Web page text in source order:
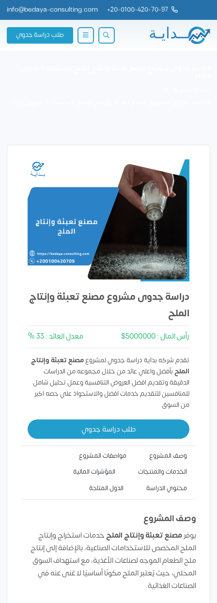
20-0100-420-70-97
+
info@bedaya-consulting.com
طلب دراسة جدوي
دراسة جدوى مشروع مصنع تعبئة وإنتاج
الملح
رأس المال : 5000000$ معدل العائد : 33 %
تقدم شركه بداية دراسة جدوي لمشروعمصنع تعبئة وإنتاج
الملحبأفضل واعلي عائد من خلال مجموعه من الدراسات
الدقيقة وتقديم افضل العروض التنافسية وعمل تحليل شامل
للمنافسين للتقديم خدمات افضل والاستحواذ علي حصه اكبر
من السوق
طلب دراسة جدوي
وصف المشروع
مواصفات المشروع
الخدمات والمنتجات
المؤشرات المالية
محتوي الدراسة
الدول المتاحة
وصف المشروع
يوفرمصنع تعبئة وإنتاج الملحخدمات استخراج وإنتاج
الملح المخصص للاستخدامات الصناعية، بالإضافة إلى إنتاج
ملح الطعام الموجه لصناعات الأغذية، مع استهداف السوق
المحلي، حيث يُعتبر الملح مكونًا أساسيًا لا غنى عنه في
الصناعات الغذائية.